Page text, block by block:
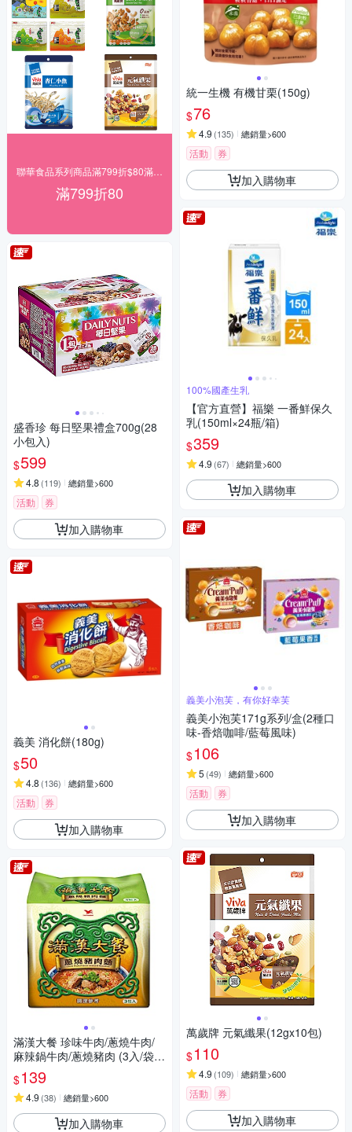
滿799折80
盛香珍 每日堅果禮盒700g(28
小包入)
$599
4.8 (119) 總銷量>600
活動 券
加入購物車
義美 消化餅(180g)
$50
4.8 (136) 總銷量>600
活動 券
加入購物車
滿漢大餐 珍味牛肉/蔥燒牛肉/
麻辣鍋牛肉/蔥燒豬肉 (3入/袋)
任選一組
$139
4.9 (38) 總銷量>600
加入購物車
統一生機 有機甘栗(150g)
$76
4.9 (135) 總銷量>600
活動 券
加入購物車
100%國產生乳
【官方直營】福樂 一番鮮保久
乳(150ml×24瓶/箱)
$359
4.9 (67) 總銷量>600
加入購物車
義美小泡芙，有你好幸芙
義美小泡芙171g系列/盒(2種口
味-香焙咖啡/藍莓風味)
$106
5 (49) 總銷量>600
活動 券
加入購物車
萬歲牌 元氣纖果(12gx10包)
$110
4.9 (109) 總銷量>600
活動 券
加入購物車